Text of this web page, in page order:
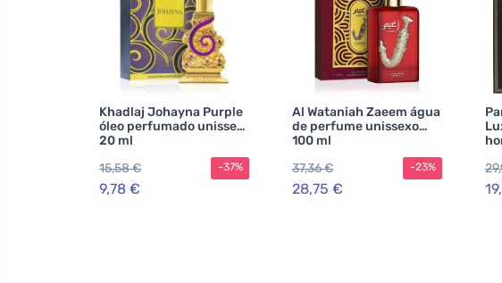
Khadlaj Johayna Purple
óleo perfumado unissex
20 ml
15,58 €
9,78 €
-37%
Al Wataniah Zaeem água
de perfume unissexo
100 ml
37,36 €
28,75 €
-23%